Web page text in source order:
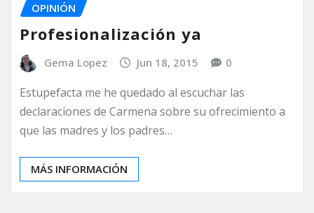
OPINIÓN
Profesionalización ya
Gema Lopez Jun 18, 2015 0
Estupefacta me he quedado al escuchar las
declaraciones de Carmena sobre su ofrecimiento a
que las madres y los padres…
MÁS INFORMACIÓN